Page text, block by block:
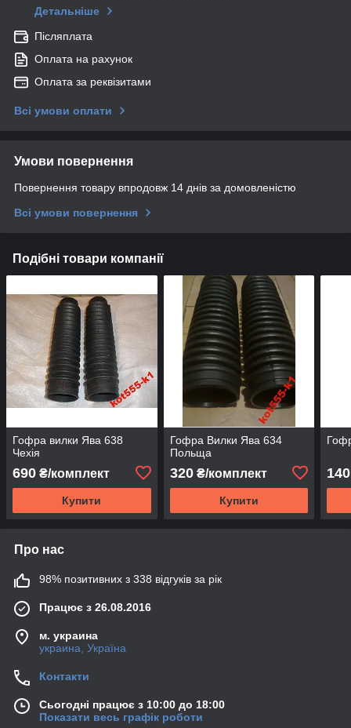
Детальніше
Післяплата
Оплата на рахунок
Оплата за реквізитами
Всі умови оплати
Умови повернення
Повернення товару впродовж 14 днів за домовленістю
Всі умови повернення
Подібні товари компанії
Гофра вилки Ява 638
Чехія
690 ₴/комплект
Купити
Гофра Вилки Ява 634
Польща
320₴/комплект
Купити
140
Про нас
98% позитивних з 338 відгуків за рік
Працює з 26.08.2016
м. украина
украина, Україна
Контакти
Сьогодні працює з 10:00 до 18:00
Показати весь графік роботи